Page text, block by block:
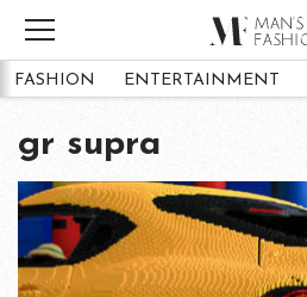
FASHION ENTERTAINMENT
gr supra